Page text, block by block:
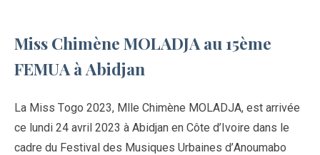
Miss Chimène MOLADJA au 15ème
FEMUA à Abidjan
La Miss Togo 2023, Mlle Chimène MOLADJA, est arrivée
ce lundi 24 avril 2023 à Abidjan en Côte d’Ivoire dans le
cadre du Festival des Musiques Urbaines d’Anoumabo